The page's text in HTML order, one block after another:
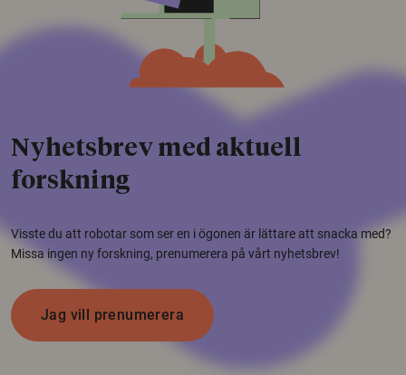
Nyhetsbrev med aktuell
forskning
Visste du att robotar som ser en i ögonen är lättare att snacka med?
Missa ingen ny forskning, prenumerera på vårt nyhetsbrev!
Jag vill prenumerera